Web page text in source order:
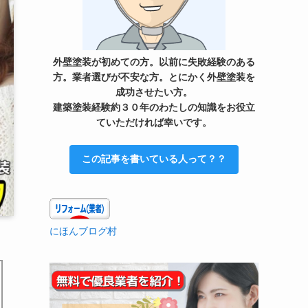
外壁塗装が初めての方。以前に失敗経験のある
方。業者選びが不安な方。とにかく外壁塗装を
成功させたい方。
建築塗装経験約３０年のわたしの知識をお役立
ていただければ幸いです。
この記事を書いている人って？？
にほんブログ村